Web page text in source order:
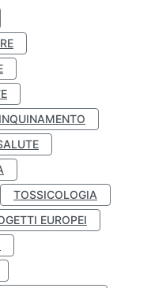
INQUINAMENTO
TOSSICOLOGIA
EUROPEI